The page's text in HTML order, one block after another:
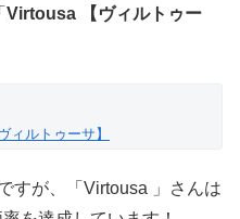
Virtousa 【ヴィルトゥー
ィルトゥーサ】
すが、「Virtousa 」さんは